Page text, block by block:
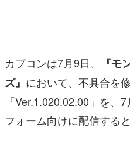
カプコンは7月9日、
『
ズ』 において、不具合を
「Ver.1.020.02.00」を、
フォーム向けに配信する